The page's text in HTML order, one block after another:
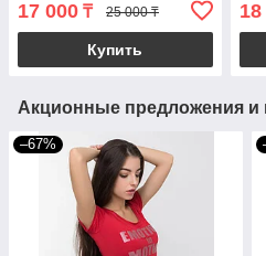
17 000 ₸ 25 000 ₸
Купить
18
Акционные предложения и
–67%